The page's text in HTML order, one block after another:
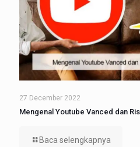
27 December 2022
Mengenal Youtube Vanced dan
Baca selengkapnya